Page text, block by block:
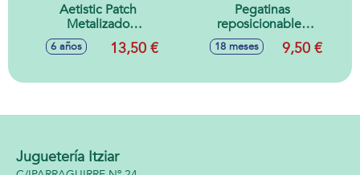
Aetistic Patch
Metalizado
Dinosaurios
6 años 13,50 €
Pegatinas
reposicionables
LOS COCHES 18M
18 meses 9,50 €
Juguetería Itziar